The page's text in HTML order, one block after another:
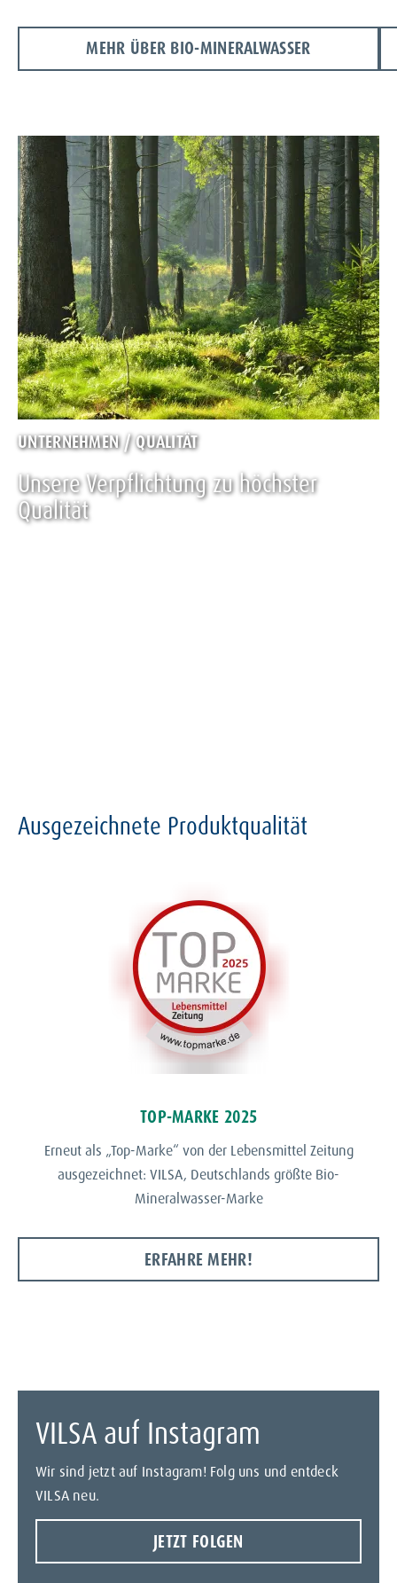
MEHR ÜBER BIO-MINERALWASSER
UNTERNEHMEN / QUALITÄT
Unsere Verpflichtung zu höchster
Qualität
Ausgezeichnete Produktqualität
TOP-MARKE 2025
Erneut als „Top-Marke“ von der Lebensmittel Zeitung
ausgezeichnet: VILSA, Deutschlands größte Bio-
Mineralwasser-Marke
ERFAHRE MEHR!
VILSA auf Instagram
Wir sind jetzt auf Instagram! Folg uns und entdeck
VILSA neu.
JETZT FOLGEN